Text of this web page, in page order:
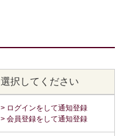
選択してください
> ログインをして通知登録
> 会員登録をして通知登録